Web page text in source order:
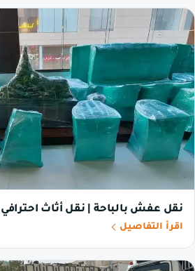
نقل عفش بالباحة | نقل أثاث
اقرأ التفاصيل